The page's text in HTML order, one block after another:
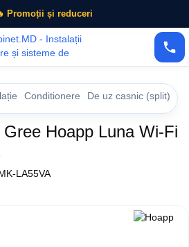
Promoții și reduceri
Conditionere De uz casnic (split)
Hoapp Luna Wi-Fi
LA55VA